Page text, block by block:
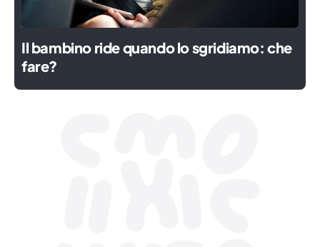
Il bambino ride quando lo sgridiamo: che
fare?